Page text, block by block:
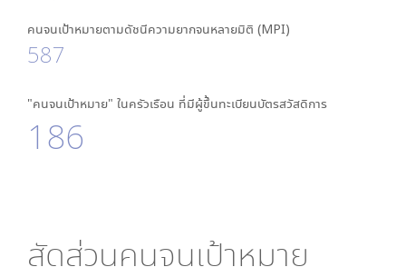
คนจนเป้าหมายตามดัชนีความยากจนหลายมิติ (MPI)
587
"คนจนเป้าหมาย" ในครัวเรือน ที่มีผู้ขึ้นทะเบียนบัตรสวัสดิการ
186
สัดส่วนคนจนเป้าหมาย